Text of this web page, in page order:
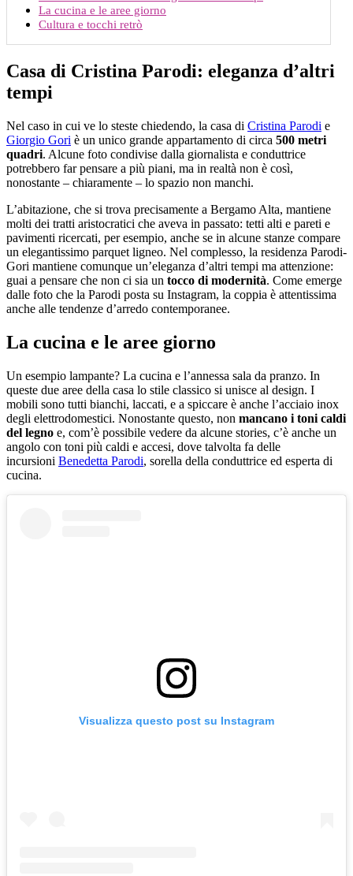
La cucina e le aree giorno
Cultura e tocchi retrò
Casa di Cristina Parodi: eleganza d’altri
tempi
Nel caso in cui ve lo steste chiedendo, la casa di Cristina Parodi e
Giorgio Gori è un unico grande appartamento di circa 500 metri
quadri. Alcune foto condivise dalla giornalista e conduttrice
potrebbero far pensare a più piani, ma in realtà non è così,
nonostante – chiaramente – lo spazio non manchi.
L’abitazione, che si trova precisamente a Bergamo Alta, mantiene
molti dei tratti aristocratici che aveva in passato: tetti alti e pareti e
pavimenti ricercati, per esempio, anche se in alcune stanze compare
un elegantissimo parquet ligneo. Nel complesso, la residenza Parodi-
Gori mantiene comunque un’eleganza d’altri tempi ma attenzione:
guai a pensare che non ci sia un tocco di modernità. Come emerge
dalle foto che la Parodi posta su Instagram, la coppia è attentissima
anche alle tendenze d’arredo contemporanee.
La cucina e le aree giorno
Un esempio lampante? La cucina e l’annessa sala da pranzo. In
queste due aree della casa lo stile classico si unisce al design. I
mobili sono tutti bianchi, laccati, e a spiccare è anche l’acciaio inox
degli elettrodomestici. Nonostante questo, non mancano i toni caldi
del legno e, com’è possibile vedere da alcune stories, c’è anche un
angolo con toni più caldi e accesi, dove talvolta fa delle
incursioni Benedetta Parodi, sorella della conduttrice ed esperta di
cucina.
Visualizza questo post su Instagram